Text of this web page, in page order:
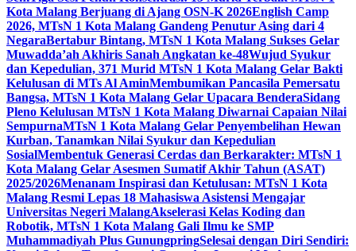
Kota Malang Berjuang di Ajang OSN-K 2026English Camp
2026, MTsN 1 Kota Malang Gandeng Penutur Asing dari 4
NegaraBertabur Bintang, MTsN 1 Kota Malang Sukses Gelar
Muwadda’ah Akhiris Sanah Angkatan ke-48Wujud Syukur
dan Kepedulian, 371 Murid MTsN 1 Kota Malang Gelar Bakti
Kelulusan di MTs Al AminMembumikan Pancasila Pemersatu
Bangsa, MTsN 1 Kota Malang Gelar Upacara BenderaSidang
Pleno Kelulusan MTsN 1 Kota Malang Diwarnai Capaian Nilai
SempurnaMTsN 1 Kota Malang Gelar Penyembelihan Hewan
Kurban, Tanamkan Nilai Syukur dan Kepedulian
SosialMembentuk Generasi Cerdas dan Berkarakter: MTsN 1
Kota Malang Gelar Asesmen Sumatif Akhir Tahun (ASAT)
2025/2026Menanam Inspirasi dan Ketulusan: MTsN 1 Kota
Malang Resmi Lepas 18 Mahasiswa Asistensi Mengajar
Universitas Negeri MalangAkselerasi Kelas Koding dan
Robotik, MTsN 1 Kota Malang Gali Ilmu ke SMP
Muhammadiyah Plus GunungpringSelesai dengan Diri Sendiri: